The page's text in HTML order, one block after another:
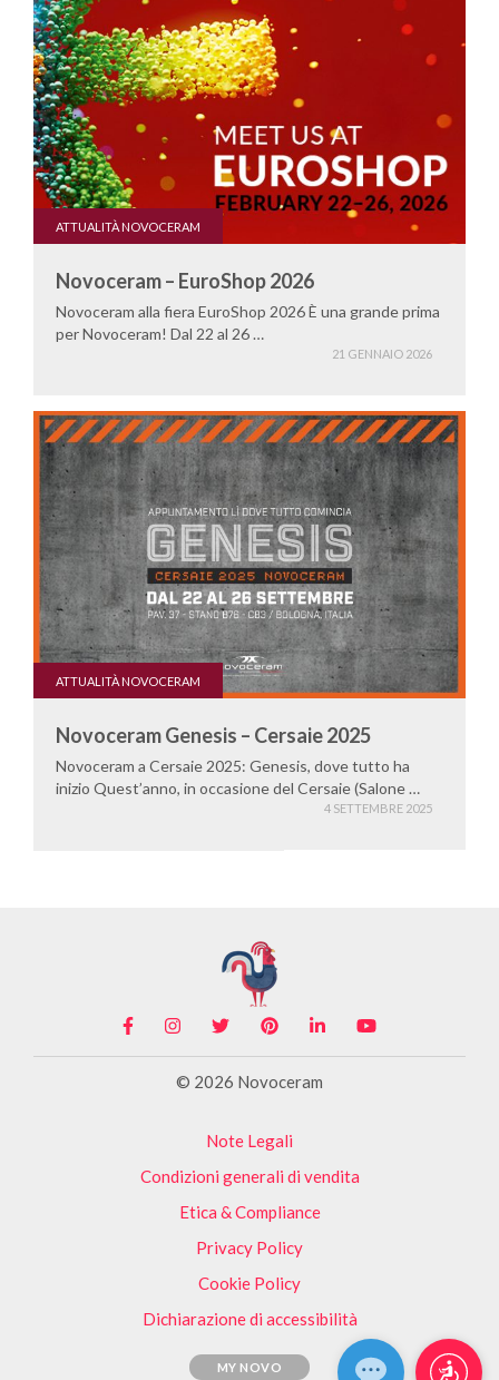
ATTUALITÀ NOVOCERAM
Novoceram – EuroShop 2026
Novoceram alla fiera EuroShop 2026 È una grande prima
per Novoceram! Dal 22 al 26 …
21 GENNAIO 2026
ATTUALITÀ NOVOCERAM
Novoceram Genesis – Cersaie 2025
Novoceram a Cersaie 2025: Genesis, dove tutto ha
inizio Quest’anno, in occasione del Cersaie (Salone …
4 SETTEMBRE 2025
© 2026 Novoceram
Note Legali
Condizioni generali di vendita
Etica & Compliance
Privacy Policy
Cookie Policy
Dichiarazione di accessibilità
MY NOVO